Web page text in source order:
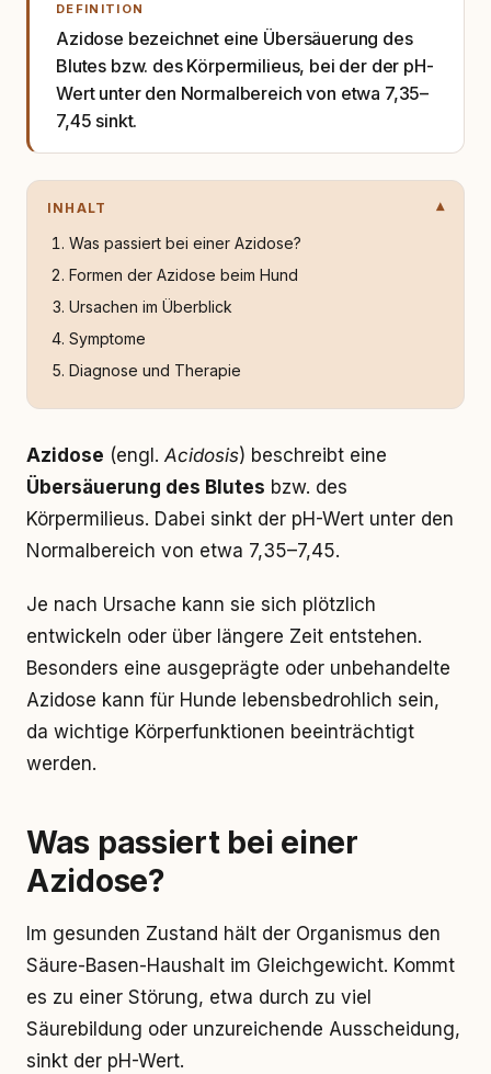
DEFINITION
Azidose bezeichnet eine Übersäuerung des
Blutes bzw. des Körpermilieus, bei der der pH-
Wert unter den Normalbereich von etwa 7,35–
7,45 sinkt.
INHALT
Was passiert bei einer Azidose?
Formen der Azidose beim Hund
Ursachen im Überblick
Symptome
Diagnose und Therapie
Azidose (engl.Acidosis) beschreibt eine
Übersäuerung des Blutes bzw. des
Körpermilieus. Dabei sinkt der pH-Wert unter den
Normalbereich von etwa 7,35–7,45.
Je nach Ursache kann sie sich plötzlich
entwickeln oder über längere Zeit entstehen.
Besonders eine ausgeprägte oder unbehandelte
Azidose kann für Hunde lebensbedrohlich sein,
da wichtige Körperfunktionen beeinträchtigt
werden.
Was passiert bei einer
Azidose?
Im gesunden Zustand hält der Organismus den
Säure-Basen-Haushalt im Gleichgewicht. Kommt
es zu einer Störung, etwa durch zu viel
Säurebildung oder unzureichende Ausscheidung,
sinkt der pH-Wert.